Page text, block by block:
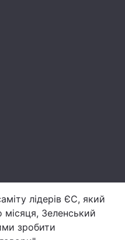
лідерів ЄС, який
місяця, Зеленський
зробити